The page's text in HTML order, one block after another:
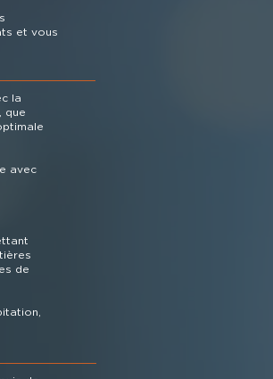
et vous
la
que
avec
de